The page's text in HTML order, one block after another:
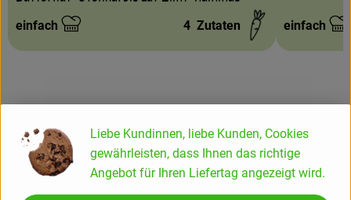
Schwierigkeit:
einfach 4 Zutaten einfach
Info
Koriander - bekannt aus der indischen Küche.
Liebe Kundinnen, liebe Kunden, Cookies
gewährleisten, dass Ihnen das richtige
Angebot für Ihren Liefertag angezeigt wird.